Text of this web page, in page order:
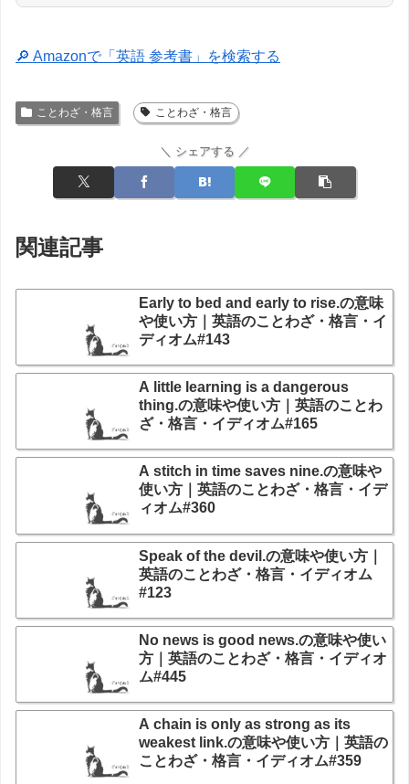
🔎 Amazonで「英語 参考書」を検索する
ことわざ・格言 ことわざ・格言
＼ シェアする ／
関連記事
Early to bed and early to rise.の意味
や使い方｜英語のことわざ・格言・イ
ディオム#143
A little learning is a dangerous
thing.の意味や使い方｜英語のことわ
ざ・格言・イディオム#165
A stitch in time saves nine.の意味や
使い方｜英語のことわざ・格言・イデ
ィオム#360
Speak of the devil.の意味や使い方｜
英語のことわざ・格言・イディオム
#123
No news is good news.の意味や使い
方｜英語のことわざ・格言・イディオ
ム#445
A chain is only as strong as its
weakest link.の意味や使い方｜英語の
ことわざ・格言・イディオム#359